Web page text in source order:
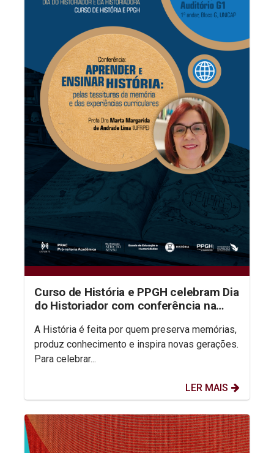
Curso de História e PPGH celebram Dia
do Historiador com conferência na
A História é feita por quem preserva memórias,
produz conhecimento e inspira novas gerações.
Para celebrar...
LER MAIS